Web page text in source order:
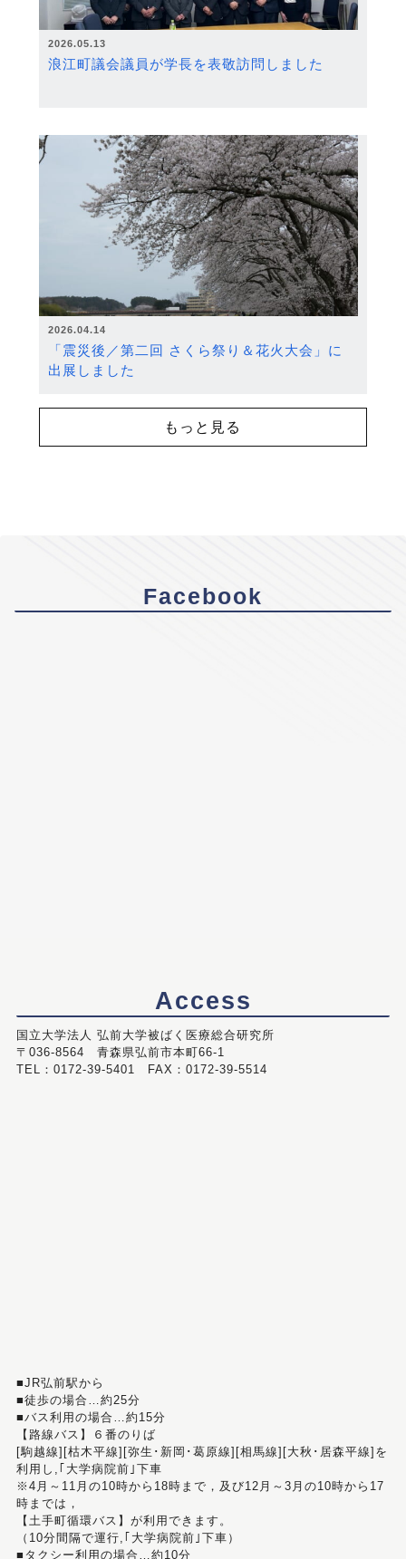
2026.05.13
浪江町議会議員が学長を表敬訪問しました
2026.04.14
「震災後／第二回 さくら祭り＆花火大会」に
出展しました
もっと見る
Facebook
Access
国立大学法人 弘前大学被ばく医療総合研究所
〒036-8564 青森県弘前市本町66-1
TEL：0172-39-5401 FAX：0172-39-5514
■JR弘前駅から
■徒歩の場合…約25分
■バス利用の場合…約15分
【路線バス】６番のりば
[駒越線][枯木平線][弥生･新岡･葛原線][相馬線][大秋･居森平線]を
利用し,｢大学病院前｣下車
※4月～11月の10時から18時まで，及び12月～3月の10時から17
時までは，
【土手町循環バス】が利用できます。
（10分間隔で運行,｢大学病院前｣下車）
■タクシー利用の場合…約10分